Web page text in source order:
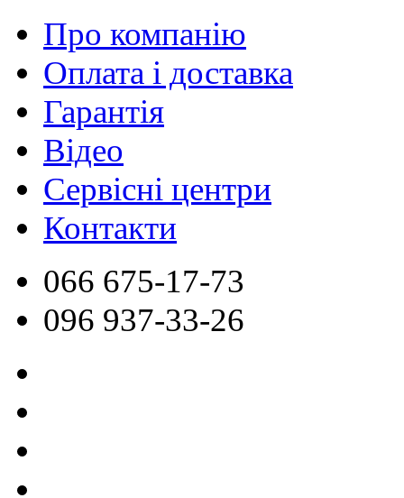
Про компанію
Оплата і доставка
Гарантія
Відео
Сервісні центри
Контакти
066 675-17-73
096 937-33-26